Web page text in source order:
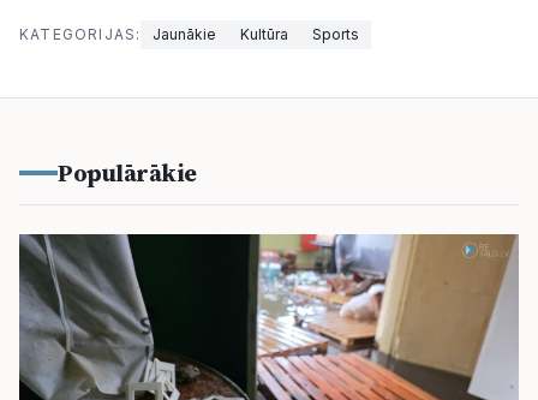
KATEGORIJAS: Jaunākie Kultūra Sports
Populārākie